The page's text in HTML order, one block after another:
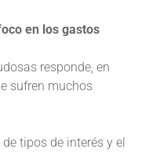
en los gastos
responde, en
sufren muchos
tipos de interés y el